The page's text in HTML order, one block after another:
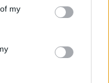
my
DI COMMERCIO